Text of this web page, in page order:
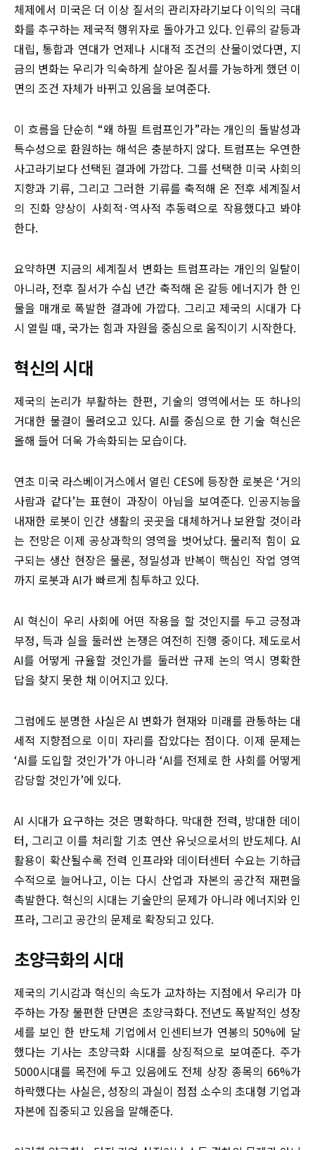
체제에서 미국은 더 이상 질서의 관리자라기보다 이익의 극대
화를 추구하는 제국적 행위자로 돌아가고 있다. 인류의 갈등과
대립, 통합과 연대가 언제나 시대적 조건의 산물이었다면, 지
금의 변화는 우리가 익숙하게 살아온 질서를 가능하게 했던 이
면의 조건 자체가 바뀌고 있음을 보여준다.
이 흐름을 단순히 “왜 하필 트럼프인가”라는 개인의 돌발성과
특수성으로 환원하는 해석은 충분하지 않다. 트럼프는 우연한
사고라기보다 선택된 결과에 가깝다. 그를 선택한 미국 사회의
지향과 기류, 그리고 그러한 기류를 축적해 온 전후 세계질서
의 진화 양상이 사회적·역사적 추동력으로 작용했다고 봐야
한다.
요약하면 지금의 세계질서 변화는 트럼프라는 개인의 일탈이
아니라, 전후 질서가 수십 년간 축적해 온 갈등 에너지가 한 인
물을 매개로 폭발한 결과에 가깝다. 그리고 제국의 시대가 다
시 열릴 때, 국가는 힘과 자원을 중심으로 움직이기 시작한다.
혁신의 시대
제국의 논리가 부활하는 한편, 기술의 영역에서는 또 하나의
거대한 물결이 몰려오고 있다. AI를 중심으로 한 기술 혁신은
올해 들어 더욱 가속화되는 모습이다.
연초 미국 라스베이거스에서 열린 CES에 등장한 로봇은 ‘거의
사람과 같다’는 표현이 과장이 아님을 보여준다. 인공지능을
내재한 로봇이 인간 생활의 곳곳을 대체하거나 보완할 것이라
는 전망은 이제 공상과학의 영역을 벗어났다. 물리적 힘이 요
구되는 생산 현장은 물론, 정밀성과 반복이 핵심인 작업 영역
까지 로봇과 AI가 빠르게 침투하고 있다.
AI 혁신이 우리 사회에 어떤 작용을 할 것인지를 두고 긍정과
부정, 득과 실을 둘러싼 논쟁은 여전히 진행 중이다. 제도로서
AI를 어떻게 규율할 것인가를 둘러싼 규제 논의 역시 명확한
답을 찾지 못한 채 이어지고 있다.
그럼에도 분명한 사실은 AI 변화가 현재와 미래를 관통하는 대
세적 지향점으로 이미 자리를 잡았다는 점이다. 이제 문제는
‘AI를 도입할 것인가’가 아니라 ‘AI를 전제로 한 사회를 어떻게
감당할 것인가’에 있다.
AI 시대가 요구하는 것은 명확하다. 막대한 전력, 방대한 데이
터, 그리고 이를 처리할 기초 연산 유닛으로서의 반도체다. AI
활용이 확산될수록 전력 인프라와 데이터센터 수요는 기하급
수적으로 늘어나고, 이는 다시 산업과 자본의 공간적 재편을
촉발한다. 혁신의 시대는 기술만의 문제가 아니라 에너지와 인
프라, 그리고 공간의 문제로 확장되고 있다.
초양극화의 시대
제국의 기시감과 혁신의 속도가 교차하는 지점에서 우리가 마
주하는 가장 불편한 단면은 초양극화다. 전년도 폭발적인 성장
세를 보인 한 반도체 기업에서 인센티브가 연봉의 50%에 달
했다는 기사는 초양극화 시대를 상징적으로 보여준다. 주가
5000시대를 목전에 두고 있음에도 전체 상장 종목의 66%가
하락했다는 사실은, 성장의 과실이 점점 소수의 초대형 기업과
자본에 집중되고 있음을 말해준다.